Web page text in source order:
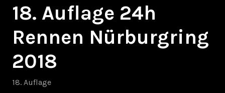
18. Auflage 24h
Rennen Nürburgring
2018
18. Auflage